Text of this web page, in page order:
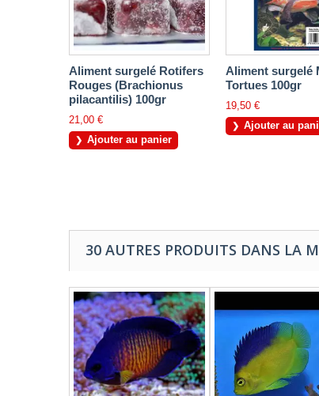
Aliment surgelé Rotifers
Rouges (Brachionus
pilacantilis) 100gr
21,00 €
Ajouter au panier
Aliment surgelé
Tortues 100gr
19,50 €
Ajouter au
30 AUTRES PRODUITS DANS LA